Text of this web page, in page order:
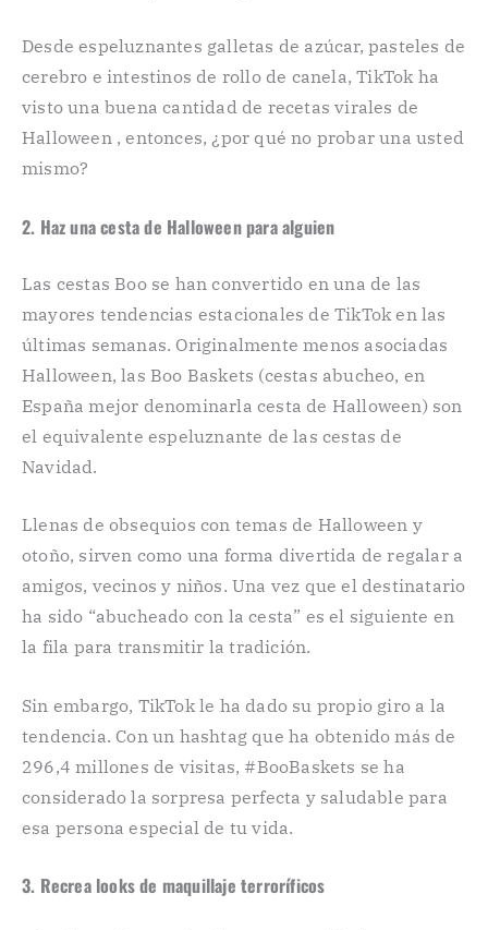
Desde espeluznantes galletas de azúcar, pasteles de
cerebro e intestinos de rollo de canela, TikTok ha
visto una buena cantidad de recetas virales de
Halloween , entonces, ¿por qué no probar una usted
mismo?
2. Haz una cesta de Halloween para alguien
Las cestas Boo se han convertido en una de las
mayores tendencias estacionales de TikTok en las
últimas semanas. Originalmente menos asociadas
Halloween, las Boo Baskets (cestas abucheo, en
España mejor denominarla cesta de Halloween) son
el equivalente espeluznante de las cestas de
Navidad.
Llenas de obsequios con temas de Halloween y
otoño, sirven como una forma divertida de regalar a
amigos, vecinos y niños. Una vez que el destinatario
ha sido “abucheado con la cesta” es el siguiente en
la fila para transmitir la tradición.
Sin embargo, TikTok le ha dado su propio giro a la
tendencia. Con un hashtag que ha obtenido más de
296,4 millones de visitas, #BooBaskets se ha
considerado la sorpresa perfecta y saludable para
esa persona especial de tu vida.
3. Recrea looks de maquillaje terroríficos